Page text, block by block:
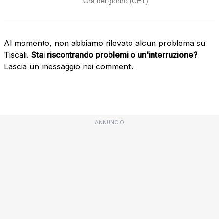
Al momento, non abbiamo rilevato alcun problema su
Tiscali. Stai riscontrando problemi o un'interruzione?
Lascia un messaggio nei commenti.
ANNUNCIO